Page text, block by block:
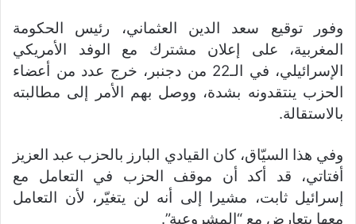
وفور توقيع سعد الدين العثماني، رئيس الحكومة
المغربية، على إعلان مشترك مع الوفد الأمريكي
الإسرائيلي، في الـ22 من دجنبر، خرج عدد من أعضاء
الحزب ينتقدونه بشدة، ووصل بهم الأمر إلى مطالبته
بالاستقالة.
وفي هذا السيّاق، كان القيادي البارز بالحزب عبد العزيز
أفتاتي، قد أكد أن موقف الحزب في التعامل مع
إسرائيل ثابت، مشيرا إلى أنه لن يتغيّر، لأن التعامل
معها يتعارض مع “المشروعية”.